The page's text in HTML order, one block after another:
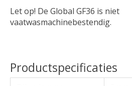
Let op! De Global GF36 is niet
vaatwasmachinebestendig.
Productspecificaties